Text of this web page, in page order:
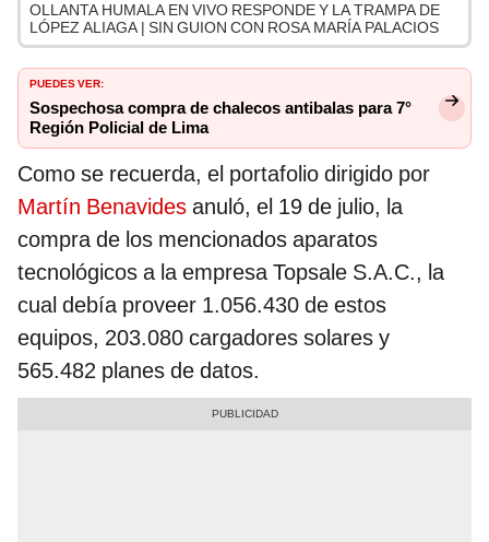
OLLANTA HUMALA EN VIVO RESPONDE Y LA TRAMPA DE
LÓPEZ ALIAGA | SIN GUION CON ROSA MARÍA PALACIOS
PUEDES VER:
Sospechosa compra de chalecos antibalas para 7°
Región Policial de Lima
Como se recuerda, el portafolio dirigido por
Martín Benavides anuló, el 19 de julio, la
compra de los mencionados aparatos
tecnológicos a la empresa Topsale S.A.C., la
cual debía proveer 1.056.430 de estos
equipos, 203.080 cargadores solares y
565.482 planes de datos.